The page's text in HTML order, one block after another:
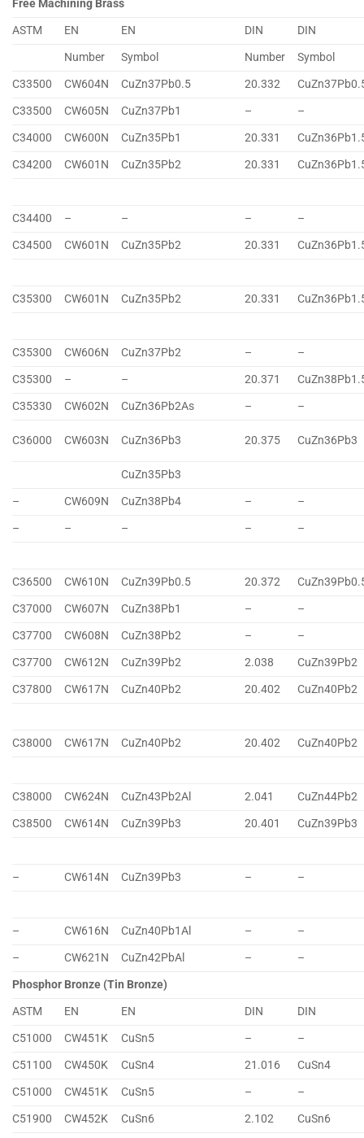
Free Machining Brass
ASTM
EN EN DIN
DIN
Number
Symbol Number
Symbol
C33500
CW604N CuZn37Pb0.5 20.332
C33500
CW605N CuZn37Pb1 –
–
C34000
CW600N CuZn35Pb1 20.331
C34200
CW601N CuZn35Pb2 20.331
C34400 – – –
–
C34500
CW601N CuZn35Pb2 20.331
C35300 CW601N CuZn35Pb2 20.331
C35300 CW606N CuZn37Pb2 –
–
C35300
– – 20.371
C35330
CW602N CuZn36Pb2As – –
C36000 CW603N CuZn36Pb3 20.375 CuZn36Pb3
CuZn35Pb3
–
CW609N CuZn38Pb4 –
–
–
– – – –
C36500 CW610N CuZn39Pb0.5 20.372
C37000
CW607N CuZn38Pb1 –
–
C37700
CW608N CuZn38Pb2 –
–
C37700
CW612N CuZn39Pb2 2.038
CuZn39Pb2
C37800
CW617N CuZn40Pb2 20.402 CuZn40Pb2
C38000 CW617N CuZn40Pb2 20.402 CuZn40Pb2
C38000 CW624N CuZn43Pb2Al 2.041
CuZn44Pb2
C38500
CW614N CuZn39Pb3 20.401 CuZn39Pb3
– CW614N CuZn39Pb3 – –
– CW616N CuZn40Pb1Al –
–
–
CW621N CuZn42PbAl –
–
Phosphor Bronze (Tin Bronze)
ASTM
EN EN DIN
DIN
C51000
CW451K CuSn5 –
–
C51100
CW450K CuSn4 21.016
CuSn4
C51000
CW451K CuSn5 –
–
C51900
CW452K CuSn6 2.102
CuSn6